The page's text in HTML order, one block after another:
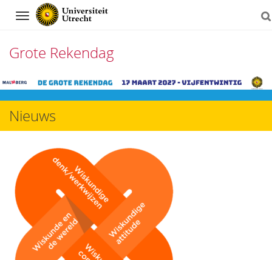
Navigation
Grote Rekendag
Direct
naar
het
Nieuws